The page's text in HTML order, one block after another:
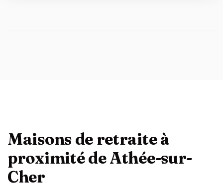
Maisons de retraite à
proximité de Athée-sur-
Cher